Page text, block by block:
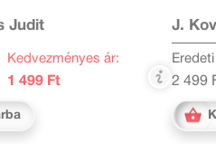
Judit
Kedvezményes ár:
1 499 Ft
J.
Eredeti
2 499